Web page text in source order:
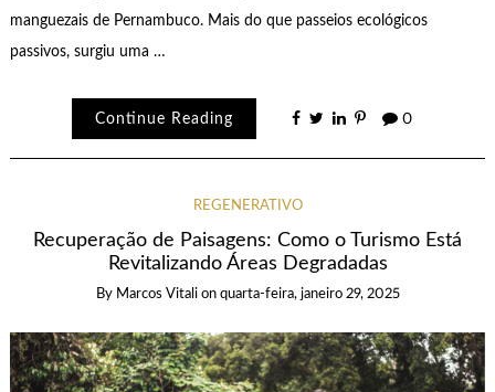
manguezais de Pernambuco. Mais do que passeios ecológicos
passivos, surgiu uma …
Continue Reading 0
REGENERATIVO
Recuperação de Paisagens: Como o Turismo Está
Revitalizando Áreas Degradadas
By Marcos Vitali on quarta-feira, janeiro 29, 2025